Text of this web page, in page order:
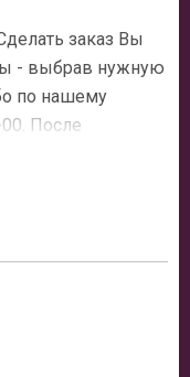
заказ Вы
- выбрав нужную
по нашему
После
персональный
адрес
доставку по